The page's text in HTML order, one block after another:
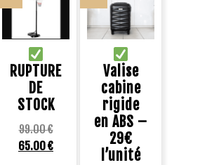
RUPTURE
DE
STOCK
99.00€
65.00€
Valise
cabine
rigide
en ABS –
29€
l’unité